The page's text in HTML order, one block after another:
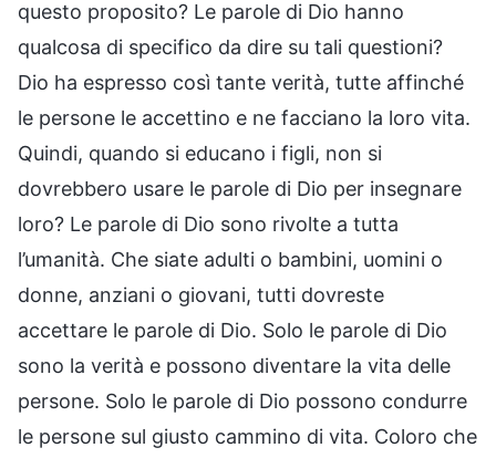
questo proposito? Le parole di Dio hanno
qualcosa di specifico da dire su tali questioni?
Dio ha espresso così tante verità, tutte affinché
le persone le accettino e ne facciano la loro vita.
Quindi, quando si educano i figli, non si
dovrebbero usare le parole di Dio per insegnare
loro? Le parole di Dio sono rivolte a tutta
l’umanità. Che siate adulti o bambini, uomini o
donne, anziani o giovani, tutti dovreste
accettare le parole di Dio. Solo le parole di Dio
sono la verità e possono diventare la vita delle
persone. Solo le parole di Dio possono condurre
le persone sul giusto cammino di vita. Coloro che